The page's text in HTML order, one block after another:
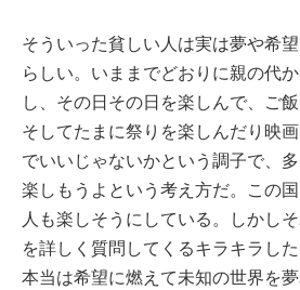
そういった貧しい人は実は夢や希
らしい。いままでどおりに親の代
し、その日その日を楽しんで、ご
そしてたまに祭りを楽しんだり映
でいいじゃないかという調子で、
楽しもうよという考え方だ。この
人も楽しそうにしている。しかし
を詳しく質問してくるキラキラし
本当は希望に燃えて未知の世界を